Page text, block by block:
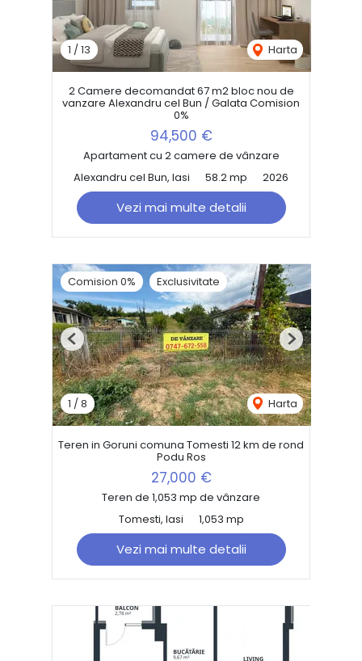
1 /13 Harta
2 Camere decomandat 67 m2 bloc nou de
vanzare Alexandru cel Bun / Galata Comision
0%
94,500 €
Apartament cu 2 camere de vânzare
Alexandru cel Bun, Iasi
58.2 mp 2026
Vezi mai multe detalii
Comision 0% Exclusivitate
1 /8 Harta
Previous Next
Teren in Goruni comuna Tomesti 12 km de rond
Podu Ros
27,000 €
Teren de 1,053 mp de vânzare
Tomesti, Iasi
1,053 mp
Vezi mai multe detalii